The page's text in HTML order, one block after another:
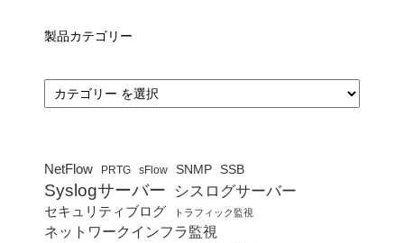
製品カテゴリー
カ
テ
ゴ
NetFlow PRTG sFlow SNMP SSB
Syslogサーバー シスログサーバー
セキュリティブログ トラフィック監視
ネットワークインフラ監視